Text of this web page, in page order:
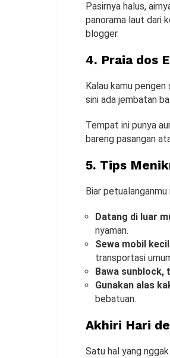
Pasirnya halus,
panorama laut dari
blogger.
4. Praia dos
Kalau kamu
sini ada jembatan
Tempat ini punya
bareng pasangan
5. Tips
Biar
Datang di luar
nyaman.
Sewa mobil kecil
transportasi
Bawa sunblock,
Gunakan alas
bebatuan.
Akhiri Hari
Satu hal yang